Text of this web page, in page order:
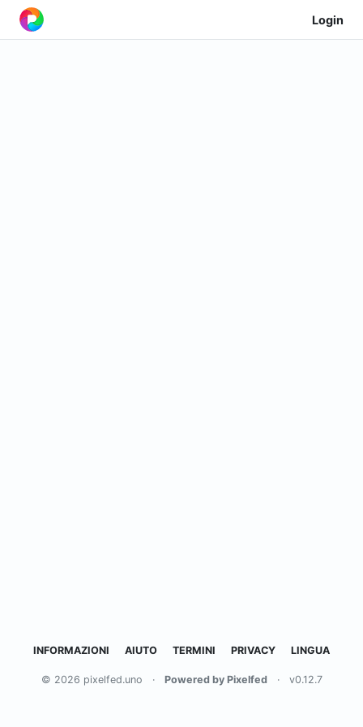
Login
INFORMAZIONI AIUTO TERMINI PRIVACY LINGUA
© 2026 pixelfed.uno · Powered by Pixelfed · v0.12.7